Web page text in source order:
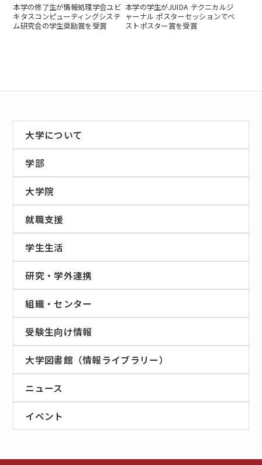
本学の修了生が情報処理学会ユビ
キタスコンピューティングシステ
ム研究会の学生奨励賞を受賞
本学の学生がJUIDA テクニカルジ
ャーナル ポスターセッションでベ
ストポスター賞を受賞
大学について
学部
大学院
就職支援
学生生活
研究・学外連携
組織・センター
受験生向け情報
大学図書館（情報ライブラリー）
ニュース
イベント